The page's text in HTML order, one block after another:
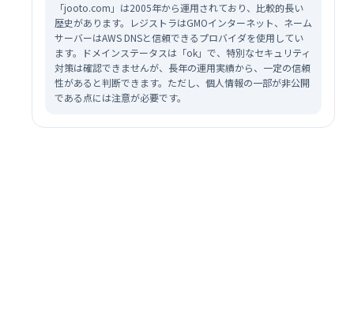
「jooto.com」は2005年から運用されており、比較的長い
歴史があります。レジストラはGMOインターネット、ネーム
サーバーはAWS DNSと信頼できるプロバイダを使用してい
ます。ドメインステータスは「ok」で、特別なセキュリティ
対策は確認できませんが、長年の運用実績から、一定の信頼
性があると判断できます。ただし、個人情報の一部が非公開
である点には注意が必要です。